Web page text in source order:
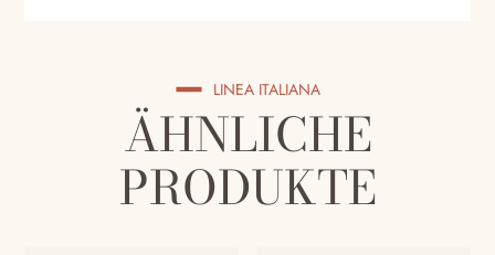
LINEA ITALIANA
ÄHNLICHE
PRODUKTE